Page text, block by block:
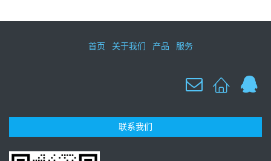
首页 关于我们 产品 服务
联系我们